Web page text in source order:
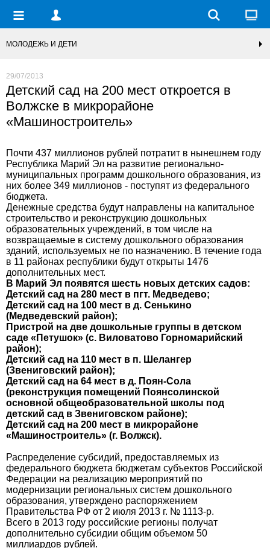
МОЛОДЕЖЬ И ДЕТИ
29/07/2013
Детский сад на 200 мест откроется в
Волжске в микрорайоне
«Машиностроитель»
Почти 437 миллионов рублей потратит в нынешнем году
Республика Марий Эл на развитие регионально-
муниципальных программ дошкольного образования, из
них более 349 миллионов - поступят из федерального
бюджета.
Денежные средства будут направлены на капитальное
строительство и реконструкцию дошкольных
образовательных учреждений, в том числе на
возвращаемые в систему дошкольного образования
зданий, используемых не по назначению. В течение года
в 11 районах республики будут открыты 1476
дополнительных мест.
В Марий Эл появятся шесть новых детских садов:
Детский сад на 280 мест в пгт. Медведево;
Детский сад на 100 мест в д. Сенькино
(Медведевский район);
Пристрой на две дошкольные группы в детском
саде «Петушок» (с. Виловатово Горномарийский
район);
Детский сад на 110 мест в п. Шелангер
(Звениговский район);
Детский сад на 64 мест в д. Поян-Сола
(реконструкция помещений Поянсолинской
основной общеобразовательной школы под
детский сад в Звениговском районе);
Детский сад на 200 мест в микрорайоне
«Машиностроитель» (г. Волжск).
Распределение субсидий, предоставляемых из
федерального бюджета бюджетам субъектов Российской
Федерации на реализацию мероприятий по
модернизации региональных систем дошкольного
образования, утверждено распоряжением
Правительства РФ от 2 июля 2013 г. № 1113-р.
Всего в 2013 году российские регионы получат
дополнительно субсидии общим объемом 50
миллиардов рублей.